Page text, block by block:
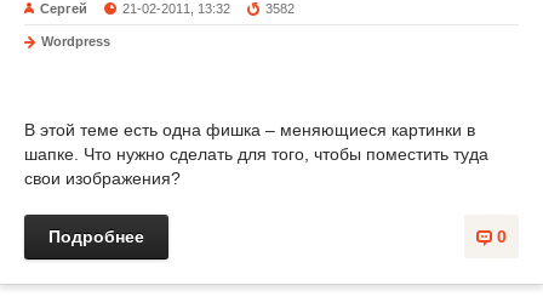
Сергей 21-02-2011, 13:32 3582
Wordpress
В этой теме есть одна фишка – меняющиеся картинки в
шапке. Что нужно сделать для того, чтобы поместить туда
свои изображения?
0
Подробнее